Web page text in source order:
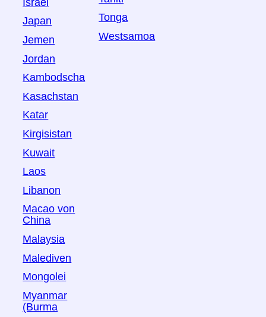
Japan
Jemen
Jordan
Kambodscha
Kasachstan
Katar
Kirgisistan
Kuwait
Laos
Libanon
Macao von
China
Malaysia
Malediven
Mongolei
Myanmar
(Burma
Tonga
Westsamoa